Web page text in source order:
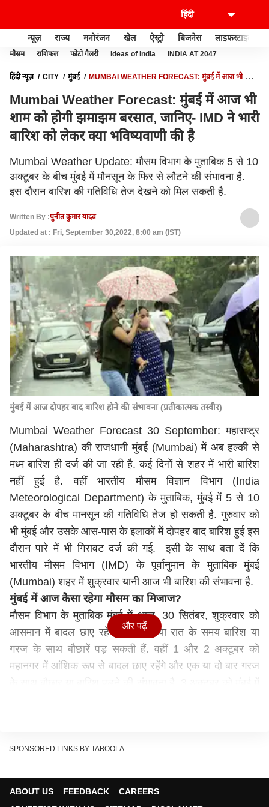
न्यूज़ राज्य मनोरंजन खेल ऐस्ट्रो बिजनेस लाइफस्टाइल
मौसम राशिफल फोटो गैलरी Ideas of India INDIA AT 2047
हिंदी न्यूज़ CITY मुंबई
MUMBAI WEATHER FORECAST: मुंबई में आज भी शाम
Mumbai Weather Forecast: मुंबई में आज भी
शाम को होगी झमाझम बरसात, जानिए- IMD ने भारी
बारिश को लेकर क्या भविष्यवाणी की है
Mumbai Weather Update: मौसम विभाग के मुताबिक 5 से 10
अक्टूबर के बीच मुंबई में मौनसून के फिर से लौटने की संभावना है.
इस दौरान बारिश की गतिविधि तेज देखने को मिल सकती है.
Written By :पुनीत कुमार यादव
Updated at : Fri, September 30,2022, 8:00 am (IST)
मुंबई में आज दोपहर बाद बारिश होने की संभावना (प्रतीकात्मक तस्वीर)
Mumbai Weather Forecast 30 September: महाराष्ट्र
(Maharashtra) की राजधानी मुंबई (Mumbai) में अब हल्की से
मध्म बारिश ही दर्ज की जा रही है. कई दिनों से शहर में भारी बारिश
नहीं हुई है. वहीं भारतीय मौसम विज्ञान विभाग (India
Meteorological Department) के मुताबिक, मुंबई में 5 से 10
अक्टूबर के बीच मानसून की गतिविधि तेज हो सकती है. गुरुवार को
भी मुंबई और उसके आस-पास के इलाकों में दोपहर बाद बारिश हुई इस
दौरान पारे में भी गिरावट दर्ज की गई. इसी के साथ बता दें कि
भारतीय मौसम विभाग (IMD) के पूर्वानुमान के मुताबिक मुंबई
(Mumbai) शहर में शुक्रवार यानी आज भी बारिश की संभावना है.
मुंबई में आज कैसा रहेगा मौसम का मिजाज?
मौसम विभाग के मुताबिक मुंबई में आज, 30 सितंबर, शुक्रवार को
आसमान में बादल छाए रहेंगे और शाम या रात के समय बारिश या
गरज के साथ बौछारें पड़ सकती हैं. वहीं 1 और 2 अक्टूबर को
महानगर में आंशिक रूप से बादल छाए रहेंगे और एक या दो बार गरज
बरस सकता है. जहां तक तापमान की बात है तो मौसम विभाग के
और पढ़ें
SPONSORED LINKS BY TABOOLA
ABOUT US FEEDBACK
CAREERS